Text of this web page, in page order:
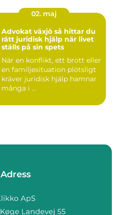
02. maj
Advokat växjö så hittar du
rätt juridisk hjälp när livet
ställs på sin spets
När en konflikt, ett brott eller
en familjesituation plötsligt
kräver juridisk hjälp hamnar
många i ...
Adress